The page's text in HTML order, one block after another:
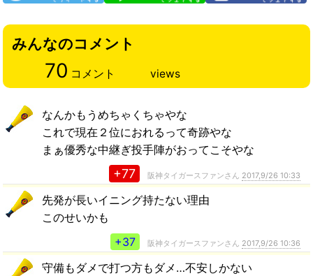
みんなのコメント
70 コメント views
なんかもうめちゃくちゃやな
これで現在２位におれるって奇跡やな
まぁ優秀な中継ぎ投手陣がおってこそやな
+77 阪神タイガースファンさん 2017,9/26 10:33
先発が長いイニング持たない理由
このせいかも
+37
阪神タイガースファンさん 2017,9/26 10:36
守備もダメで打つ方もダメ…不安しかない